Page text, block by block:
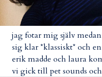
jag fotar mig själv
sig klar *klassiskt* och
erik madde och laura
vi gick till pet sounds